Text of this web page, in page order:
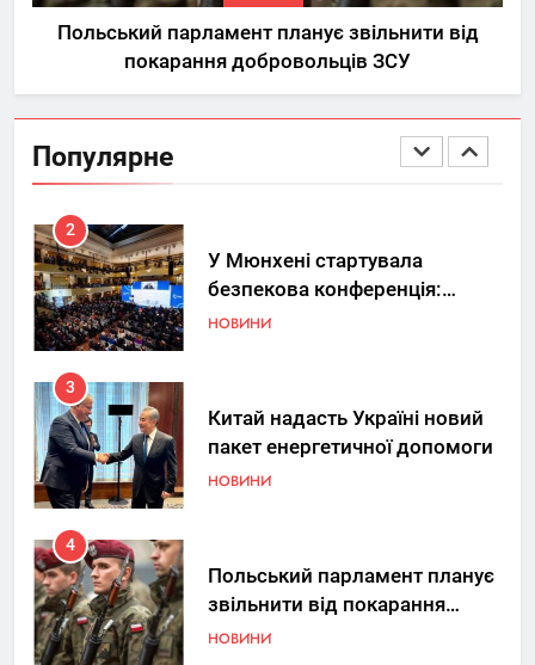
Польський парламент планує звільнити від
покарання добровольців ЗСУ
Популярне
НЕРУХОМІСТЬ
вдосконалювати Patriot,
передаючи дані про удари РФ
2
У Мюнхені стартувала
безпекова конференція:
Україна знову у фокусі світу
НОВИНИ
3
Китай надасть Україні новий
пакет енергетичної допомоги
НОВИНИ
4
Польський парламент планує
звільнити від покарання
добровольців ЗСУ
НОВИНИ